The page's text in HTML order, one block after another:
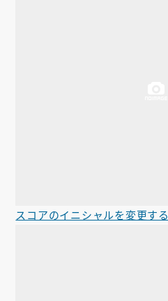
スコアのイニシャルを変更する